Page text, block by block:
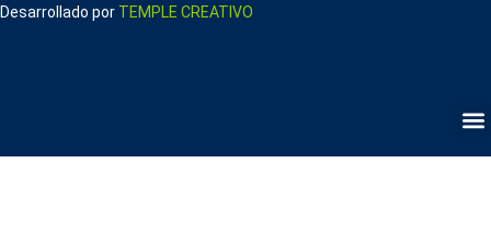
Desarrollado por TEMPLE CREATIVO